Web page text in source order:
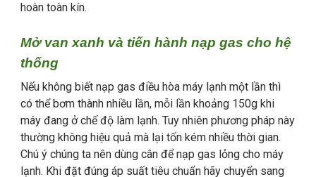
hoàn toàn kín.
Mở van xanh và tiến hành nạp gas cho hệ
thống
Nếu không biết nạp gas điều hòa máy lạnh một lần thì
có thể bơm thành nhiều lần, mỗi lần khoảng 150g khi
máy đang ở chế độ làm lạnh. Tuy nhiên phương pháp này
thường không hiệu quả mà lại tốn kém nhiều thời gian.
Chú ý chúng ta nên dùng cân để nạp gas lỏng cho máy
lạnh. Khi đặt đúng áp suất tiêu chuẩn hãy chuyển sang